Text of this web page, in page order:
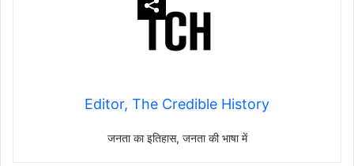
Editor, The Credible History
जनता का इतिहास, जनता की भाषा में